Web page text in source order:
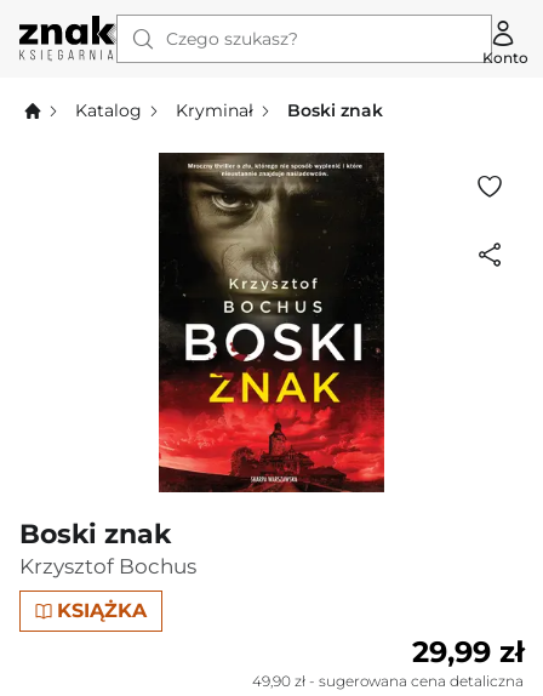
Czego szukasz?
Konto
Katalog Kryminał Boski znak
Boski znak
Krzysztof Bochus
KSIĄŻKA
29,99 zł
49,90 zł - sugerowana cena detaliczna